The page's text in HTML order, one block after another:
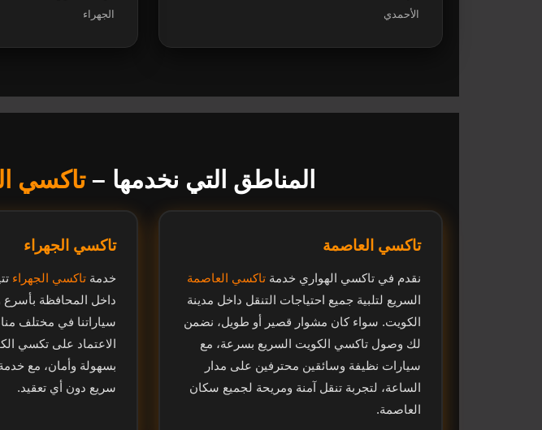
الأحمدي الجهراء
المناطق التي نخدمها –تاكسي
تاكسي العاصمة
نقدم في تاكسي الهواري خدمة تاكسي العاصمة
السريع لتلبية جميع احتياجات التنقل داخل مدينة
الكويت. سواء كان مشوار قصير أو طويل، نضمن
لك وصول تاكسي الكويت السريع بسرعة، مع
سيارات نظيفة وسائقين محترفين على مدار
الساعة، لتجربة تنقل آمنة ومريحة لجميع سكان
العاصمة.
تاكسي الجهراء
خدمة تاكسي الجهراء
داخل المحافظة
سياراتنا في مختلف
الاعتماد على تكسي
بسهولة وأمان، مع
سريع دون أي تعقيد.